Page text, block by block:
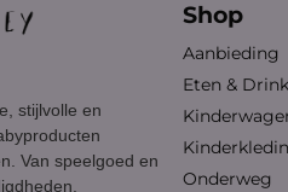
stijlvolle en
Van speelgoed en
Shop
Aanbieding
Eten &
Onderweg